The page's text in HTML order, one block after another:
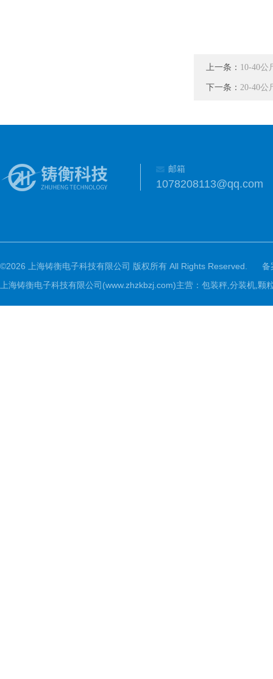
上一条： 10-40公
下一条： 20-40公
邮箱
1078208113@qq.com
©2026 上海铸衡电子科技有限公司 版权所有 All Rights Reserved.
备
上海铸衡电子科技有限公司(www.zhzkbzj.com)主营： 包装秤,分装机,颗